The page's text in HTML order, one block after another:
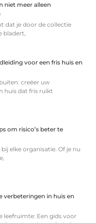
niet meer alleen
dat je door de collectie
bladert,
voor een fris huis en
creëer uw
huis dat fris ruikt
om risico’s beter te
bij elke organisatie. Of je nu
verbeteringen in huis en
leefruimte: Een gids voor